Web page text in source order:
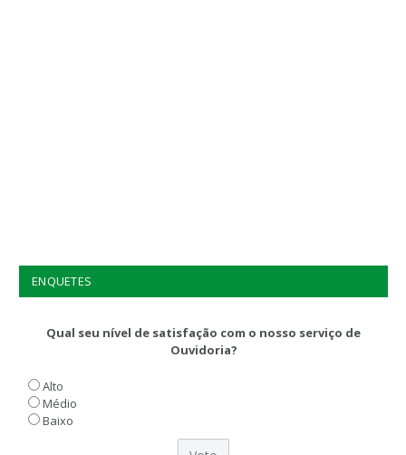
ENQUETES
Qual seu nível de satisfação com o nosso serviço de
Ouvidoria?
Alto
Médio
Baixo